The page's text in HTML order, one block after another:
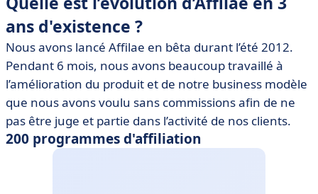
ans d'existence ?
Nous avons lancé Affilae en bêta durant l’été 2012.
Pendant 6 mois, nous avons beaucoup travaillé à
l’amélioration du produit et de notre business modèle
que nous avons voulu sans commissions afin de ne
pas être juge et partie dans l’activité de nos clients.
200 programmes d'affiliation